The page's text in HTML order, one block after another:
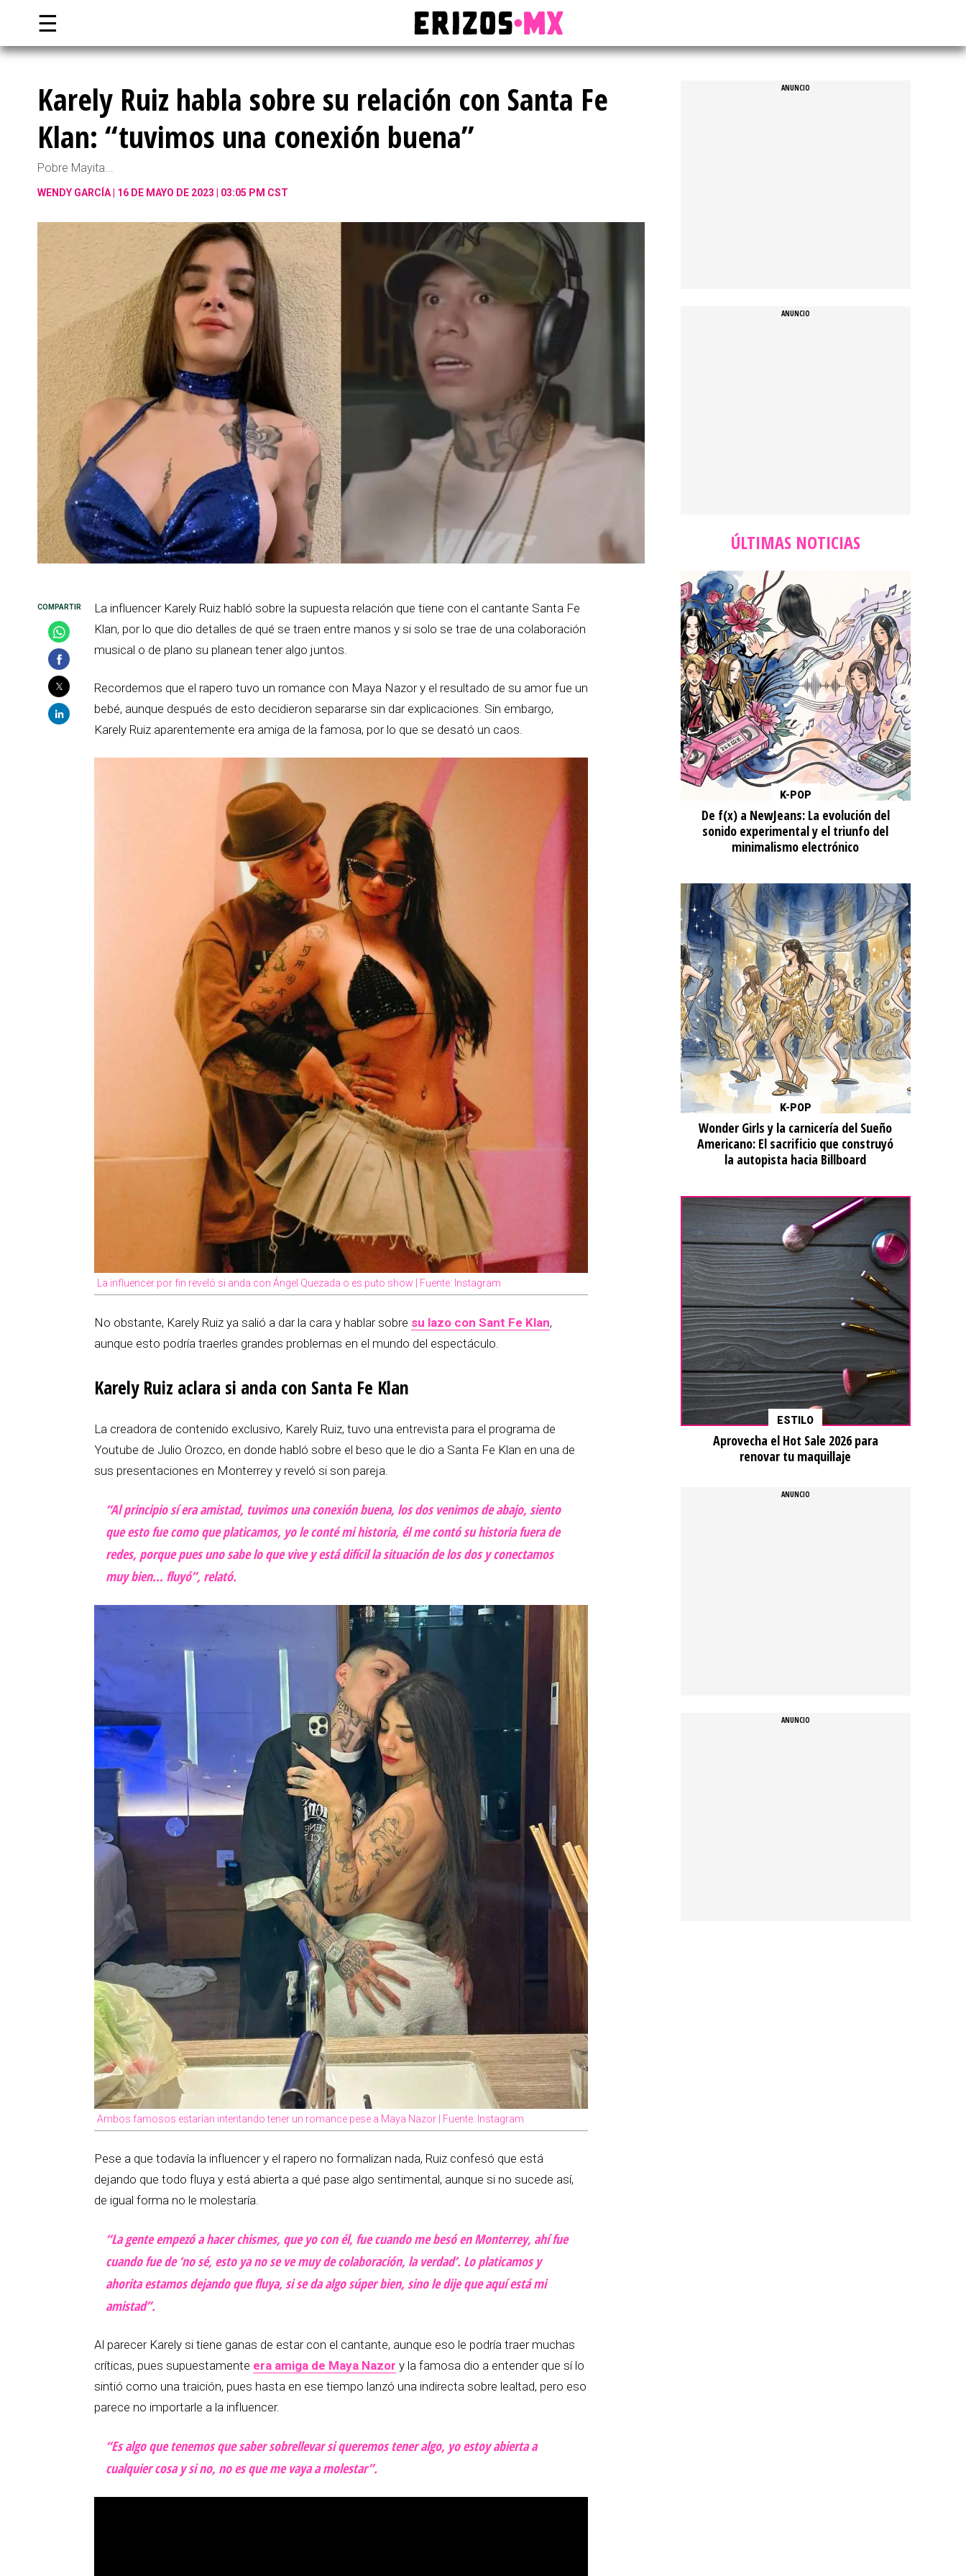
☰
Karely Ruiz habla sobre su relación con Santa Fe
Klan: “tuvimos una conexión buena”
Pobre Mayita...
WENDY GARCÍA 16 DE MAYO DE 2023 | 03:05 PM CST
La influencer Karely Ruiz habló sobre la supuesta relación que tiene con el cantante Santa Fe
Klan, por lo que dio detalles de qué se traen entre manos y si solo se trae de una colaboración
musical o de plano su planean tener algo juntos.
Recordemos que el rapero tuvo un romance con Maya Nazor y el resultado de su amor fue un
bebé, aunque después de esto decidieron separarse sin dar explicaciones. Sin embargo,
Karely Ruiz aparentemente era amiga de la famosa, por lo que se desató un caos.
La influencer por fin reveló si anda con Ángel Quezada o es puto show | Fuente: Instagram
No obstante, Karely Ruiz ya salió a dar la cara y hablar sobre su lazo con Sant Fe Klan,
aunque esto podría traerles grandes problemas en el mundo del espectáculo.
Karely Ruiz aclara si anda con Santa Fe Klan
La creadora de contenido exclusivo, Karely Ruiz, tuvo una entrevista para el programa de
Youtube de Julio Orozco, en donde habló sobre el beso que le dio a Santa Fe Klan en una de
sus presentaciones en Monterrey y reveló si son pareja.
“Al principio sí era amistad, tuvimos una conexión buena, los dos venimos de abajo, siento
que esto fue como que platicamos, yo le conté mi historia, él me contó su historia fuera de
redes, porque pues uno sabe lo que vive y está difícil la situación de los dos y conectamos
muy bien… fluyó”, relató.
Ambos famosos estarían intentando tener un romance pese a Maya Nazor | Fuente: Instagram
Pese a que todavía la influencer y el rapero no formalizan nada, Ruiz confesó que está
dejando que todo fluya y está abierta a qué pase algo sentimental, aunque si no sucede así,
de igual forma no le molestaría.
“La gente empezó a hacer chismes, que yo con él, fue cuando me besó en Monterrey, ahí fue
cuando fue de ‘no sé, esto ya no se ve muy de colaboración, la verdad’. Lo platicamos y
ahorita estamos dejando que fluya, si se da algo súper bien, sino le dije que aquí está mi
amistad”.
Al parecer Karely si tiene ganas de estar con el cantante, aunque eso le podría traer muchas
críticas, pues supuestamente era amiga de Maya Nazor y la famosa dio a entender que sí lo
sintió como una traición, pues hasta en ese tiempo lanzó una indirecta sobre lealtad, pero eso
parece no importarle a la influencer.
“Es algo que tenemos que saber sobrellevar si queremos tener algo, yo estoy abierta a
cualquier cosa y si no, no es que me vaya a molestar”.
ÚLTIMAS NOTICIAS
K-POP
De f(x) a NewJeans: La evolución del
sonido experimental y el triunfo del
minimalismo electrónico
K-POP
Wonder Girls y la carnicería del Sueño
Americano: El sacrificio que construyó
la autopista hacia Billboard
ESTILO
Aprovecha el Hot Sale 2026 para
renovar tu maquillaje